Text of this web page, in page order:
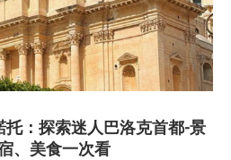
托：探索迷人巴洛克首都-景
、美食一次看